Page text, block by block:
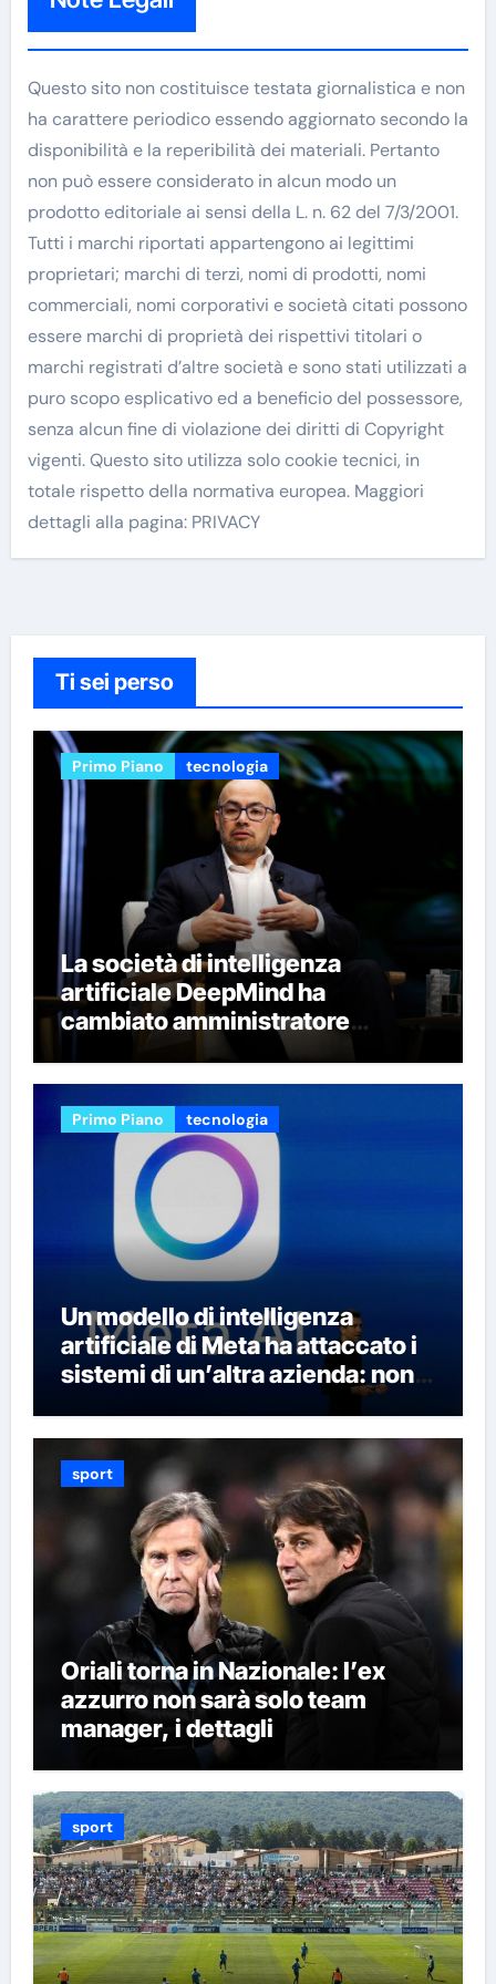
Questo sito non costituisce testata giornalistica e non
ha carattere periodico essendo aggiornato secondo la
disponibilità e la reperibilità dei materiali. Pertanto
non può essere considerato in alcun modo un
prodotto editoriale ai sensi della L. n. 62 del 7/3/2001.
Tutti i marchi riportati appartengono ai legittimi
proprietari; marchi di terzi, nomi di prodotti, nomi
commerciali, nomi corporativi e società citati possono
essere marchi di proprietà dei rispettivi titolari o
marchi registrati d’altre società e sono stati utilizzati a
puro scopo esplicativo ed a beneficio del possessore,
senza alcun fine di violazione dei diritti di Copyright
vigenti. Questo sito utilizza solo cookie tecnici, in
totale rispetto della normativa europea. Maggiori
dettagli alla pagina: PRIVACY
Ti sei perso
Primo Piano tecnologia
La società di intelligenza
artificiale DeepMind ha
cambiato amministratore
delegato e perso quattro dei suoi
migliori ricercatori
Primo Piano tecnologia
Un modello di intelligenza
artificiale di Meta ha attaccato i
sistemi di un’altra azienda: non è
la prima volta che succede
sport
Oriali torna in Nazionale: l’ex
azzurro non sarà solo team
manager, i dettagli
sport